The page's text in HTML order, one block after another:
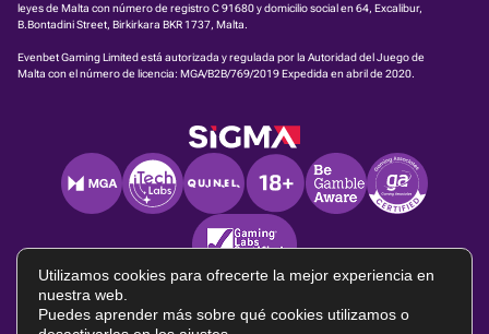
leyes de Malta con número de registro C 91680 y domicilio social en 64, Excalibur,
B.Bontadini Street, Birkirkara BKR 1737, Malta.
Evenbet Gaming Limited está autorizada y regulada por la Autoridad del Juego de
Malta con el número de licencia: MGA/B2B/769/2019Expedida en abril de 2020.
Utilizamos cookies para ofrecerte la mejor experiencia en
nuestra web.
Puedes aprender más sobre qué cookies utilizamos o